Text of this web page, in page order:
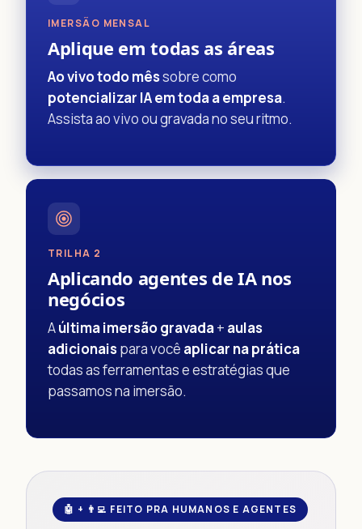
IMERSÃO MENSAL
Aplique em todas as áreas
Ao vivo todo mêssobre como
potencializar IA em toda a empresa.
Assista ao vivo ou gravada no seu ritmo.
TRILHA 2
Aplicando agentes de IA nos
negócios
Aúltima imersão gravada+ aulas
adicionaispara você aplicar na prática
todas as ferramentas e estratégias que
passamos na imersão.
🤖 + 👨‍💻 FEITO PRA HUMANOS E AGENTES